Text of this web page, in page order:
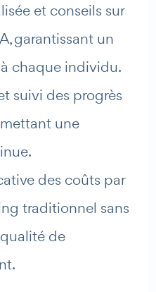
et conseils sur
garantissant un
chaque individu.
suivi des progrès
une
des coûts par
traditionnel sans
de